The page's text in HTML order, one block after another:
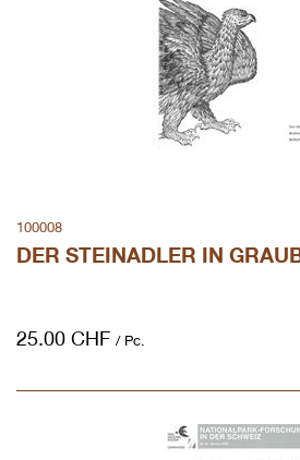
25.00 CHF / Pc.
100008
DER STEINADLER IN